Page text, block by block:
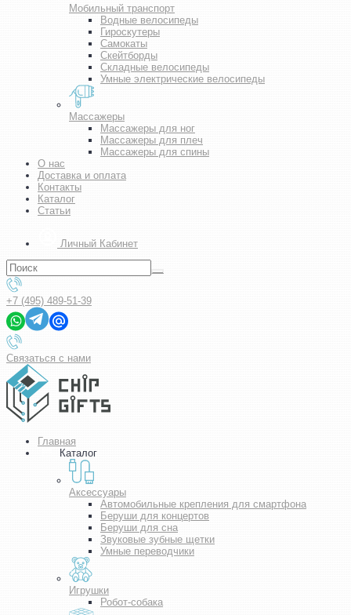
Мобильный транспорт
Водные велосипеды
Гироскутеры
Самокаты
Скейтборды
Складные велосипеды
Умные электрические велосипеды
Массажеры
Массажеры для ног
Массажеры для плеч
Массажеры для спины
О нас
Доставка и оплата
Контакты
Каталог
Статьи
Личный Кабинет
+7 (495) 489-51-39
Связаться с нами
Главная
Каталог
Аксессуары
Автомобильные крепления для смартфона
Беруши для концертов
Беруши для сна
Звуковые зубные щетки
Умные переводчики
Игрушки
Робот-собака